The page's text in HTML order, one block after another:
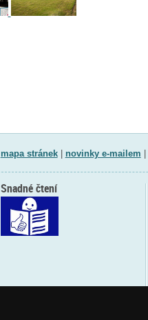
mapa stránek| novinky e-mailem
Snadné čtení